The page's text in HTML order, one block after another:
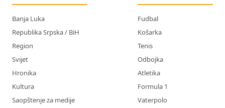
Banja Luka
Republika Srpska / BiH
Region
Svijet
Hronika
Kultura
Saopštenje za medije
Fudbal
Košarka
Tenis
Odbojka
Atletika
Formula 1
Vaterpolo